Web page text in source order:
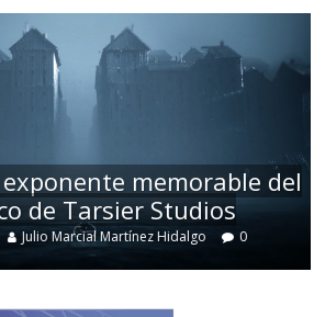
memorable del
de Tarsier Studios
Julio Marcial Martínez Hidalgo 0